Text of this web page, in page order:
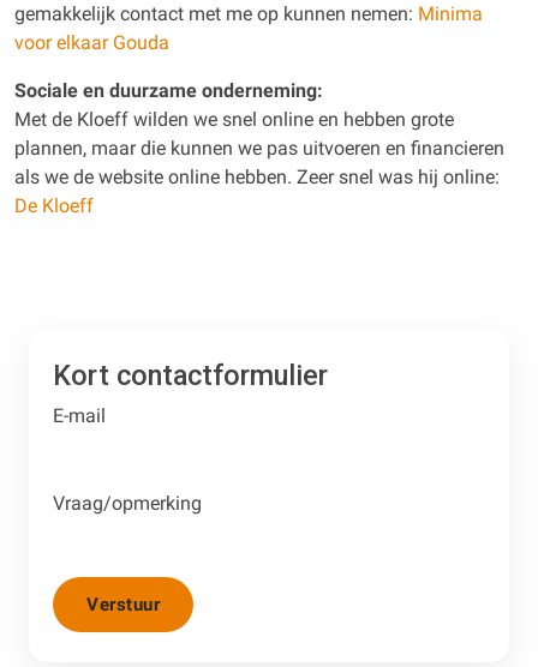
gemakkelijk contact met me op kunnen nemen: Minima
voor elkaar Gouda
Sociale en duurzame onderneming:
Met de Kloeff wilden we snel online en hebben grote
plannen, maar die kunnen we pas uitvoeren en financieren
als we de website online hebben. Zeer snel was hij online:
De Kloeff
Kort contactformulier
E-mail
Vraag/opmerking
Verstuur